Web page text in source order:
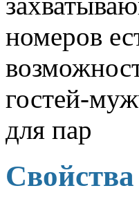
номеров
гостей-
для пар
С